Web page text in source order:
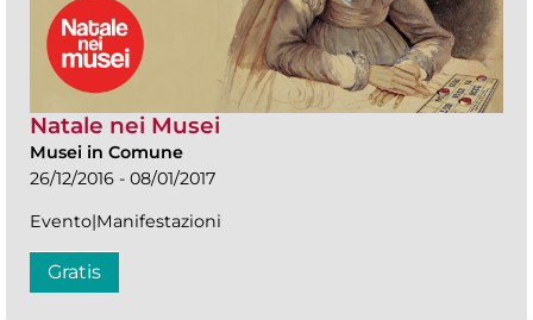
Natale nei Musei
Musei in Comune
26/12/2016 - 08/01/2017
Evento|Manifestazioni
Gratis